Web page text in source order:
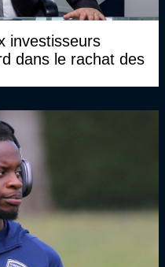
investisseurs
dans le rachat des